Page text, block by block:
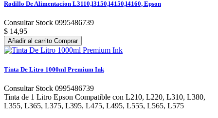
Rodillo De Alimentacion L3110,l3150,l4150,l4160, Epson
Consultar Stock 0995486739
$ 14,95
Añadir al carrito Comprar
Tinta De Litro 1000ml Premium Ink
Consultar Stock 0995486739
Tinta de 1 Litro Epson Compatible con L210, L220, L310, L380,
L355, L365, L375, L395, L475, L495, L555, L565, L575